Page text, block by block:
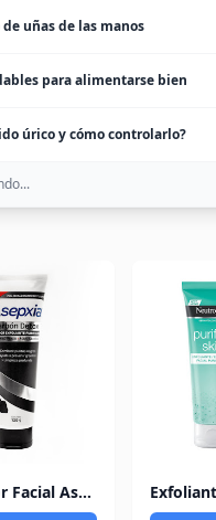
uñas de las manos
para alimentarse bien
úrico y cómo controlarlo?
Limpiador Facial Asepxia Exfoliante Antiacné Carbón x 120 gr